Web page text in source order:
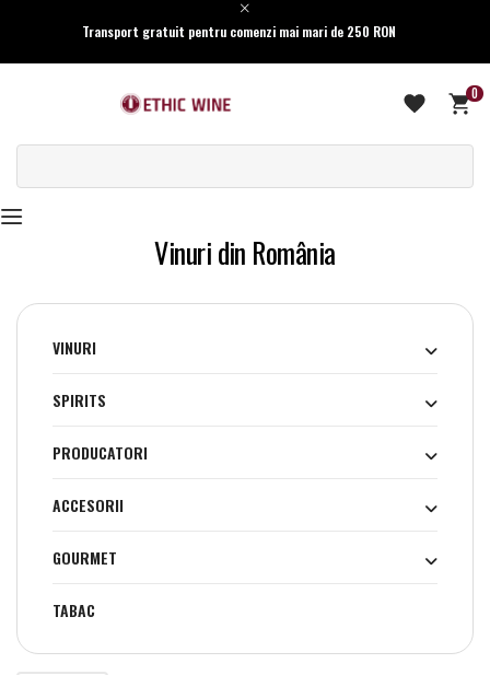
Transport gratuit pentru comenzi mai mari de 250 RON
0
Vinuri din România
VINURI
SPIRITS
PRODUCATORI
ACCESORII
GOURMET
TABAC